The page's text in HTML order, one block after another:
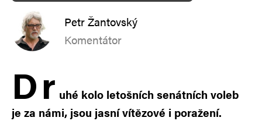
Petr Žantovský
Komentátor
Dr uhé kolo letošních senátních voleb
je za námi, jsou jasní vítězové i poražení.